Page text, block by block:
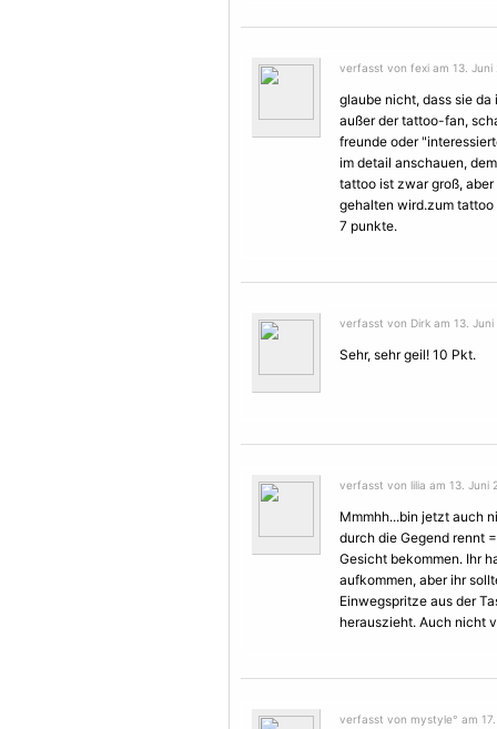
verfasst von fexi am 13. Juni
glaube nicht, dass sie
außer der tattoo-fan,
freunde oder
im detail anschauen,
tattoo ist zwar groß,
gehalten wird.zum
7 punkte.
verfasst von Dirk am 13.
Sehr, sehr geil! 10 Pkt.
verfasst von lilia am 13. Juni
Mmmhh...bin jetzt auch
durch die Gegend rennt
Gesicht bekommen. Ihr
aufkommen, aber ihr
Einwegspritze aus der
herauszieht. Auch nicht
verfasst von mystyle° am